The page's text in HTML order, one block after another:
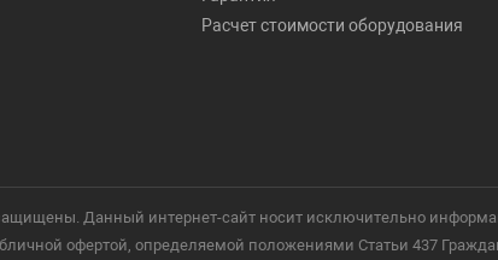
Расчет стоимости оборудования
Данный интернет-сайт носит исключительно
офертой, определяемой положениями Статьи 437